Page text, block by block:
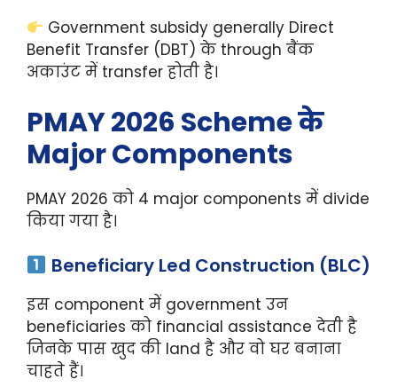
Government subsidy generally Direct
Benefit Transfer (DBT) के through बैंक
अकाउंट में transfer होती है।
PMAY 2026 Scheme के
Major Components
PMAY 2026 को 4 major components में divide
किया गया है।
Beneficiary Led Construction (BLC)
इस component में government उन
beneficiaries को financial assistance देती है
जिनके पास खुद की land है और वो घर बनाना
चाहते हैं।